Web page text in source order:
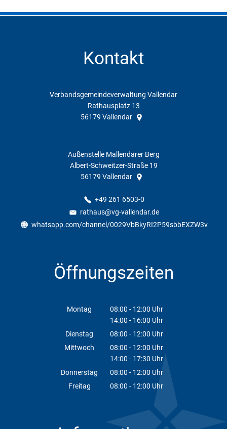
Kontakt
Verbandsgemeindeverwaltung Vallendar
Rathausplatz 13
56179 Vallendar
Außenstelle Mallendarer Berg
Albert-Schweitzer-Straße 19
56179 Vallendar
+49 261 6503-0
rathaus@vg-vallendar.de
whatsapp.com/channel/0029VbBkyRI2P59sbbEXZW3v
Öffnungszeiten
Montag 08:00 - 12:00 Uhr
Von 08:00 bis 12:00 Uhr
14:00 - 16:00 Uhr
Von 14:00 bis 16:00 Uhr
Dienstag 08:00 - 12:00 Uhr
Von 08:00 bis 12:00 Uhr
Mittwoch 08:00 - 12:00 Uhr
Von 08:00 bis 12:00 Uhr
14:00 - 17:30 Uhr
Von 14:00 bis 17:30 Uhr
Donnerstag 08:00 - 12:00 Uhr
Von 08:00 bis 12:00 Uhr
Freitag 08:00 - 12:00 Uhr
Von 08:00 bis 12:00 Uhr